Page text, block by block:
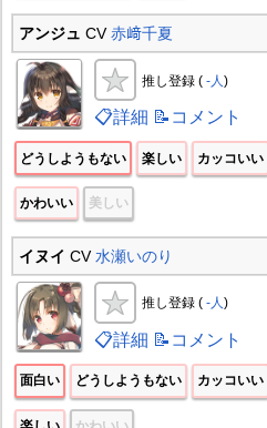
アンジュ CV赤﨑千夏
推し登録 ( -人 )
📋詳細 📝コメント
どうしようもない 楽しい カッコいい
かわいい 美しい
イヌイ CV水瀬いのり
推し登録 ( -人)
📋詳細 📝コメント
面白い どうしようもない カッコいい